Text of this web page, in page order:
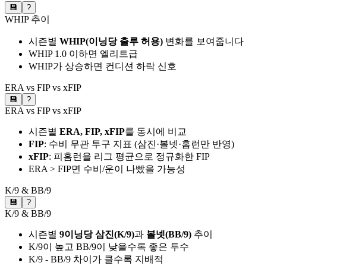
💾 ?
WHIP 추이
시즌별 WHIP(이닝당 출루 허용) 변화를 보여줍니다
WHIP 1.0 이하면 엘리트급
WHIP가 상승하면 컨디션 하락 신호
ERA vs FIP vs xFIP
💾 ?
ERA vs FIP vs xFIP
시즌별 ERA, FIP, xFIP를 동시에 비교
FIP: 수비 무관 투구 지표 (삼진·볼넷·홈런만 반영)
xFIP: 피홈런을 리그 평균으로 정규화한 FIP
ERA > FIP면 수비/운이 나빴을 가능성
K/9 & BB/9
💾 ?
K/9 & BB/9
시즌별 9이닝당 삼진(K/9)과 볼넷(BB/9) 추이
K/9이 높고 BB/9이 낮을수록 좋은 투수
K/9 - BB/9 차이가 클수록 지배적